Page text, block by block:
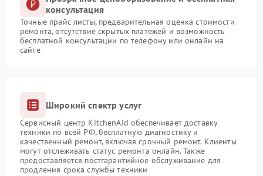
консультация
Точные прайс-листы, предварительная оценка стоимости
ремонта, отсутствие скрытых платежей и возможность
бесплатной консультации по телефону или онлайн на
сайте
Широкий спектр услуг
Сервисный центр KitchenAid обеспечивает доставку
техники по всей РФ, бесплатную диагностику и
качественный ремонт, включая срочный ремонт. Клиенты
могут отслеживать статус ремонта онлайн. Также
предоставляется постгарантийное обслуживание для
продления срока службы техники